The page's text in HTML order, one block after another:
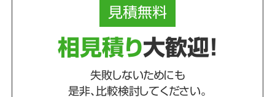
見積無料
相見積り大歓迎！
失敗しないためにも
是非、比較検討してください。